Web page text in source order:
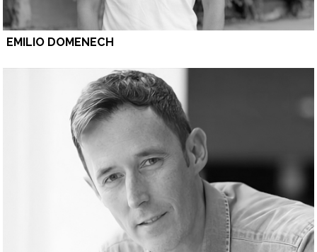
EMILIO DOMENECH